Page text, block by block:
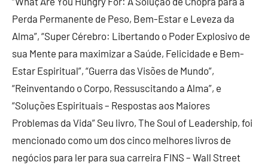
Perda Permanente de Peso, Bem-Estar e Leveza da
Alma”, “Super Cérebro: Libertando o Poder Explosivo de
sua Mente para maximizar a Saúde, Felicidade e Bem-
Estar Espiritual”, “Guerra das Visões de Mundo”,
“Reinventando o Corpo, Ressuscitando a Alma”, e
“Soluções Espirituais – Respostas aos Maiores
Problemas da Vida” Seu livro, The Soul of Leadership, foi
mencionado como um dos cinco melhores livros de
negócios para ler para sua carreira FINS – Wall Street